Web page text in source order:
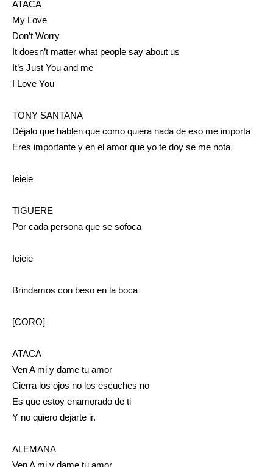
ATACA
My Love
Don’t Worry
It doesn’t matter what people say about us
It’s Just You and me
I Love You
TONY SANTANA
Déjalo que hablen que como quiera nada de eso me importa
Eres importante y en el amor que yo te doy se me nota
Ieieie
TIGUERE
Por cada persona que se sofoca
Ieieie
Brindamos con beso en la boca
[CORO]
ATACA
Ven A mi y dame tu amor
Cierra los ojos no los escuches no
Es que estoy enamorado de ti
Y no quiero dejarte ir.
ALEMANA